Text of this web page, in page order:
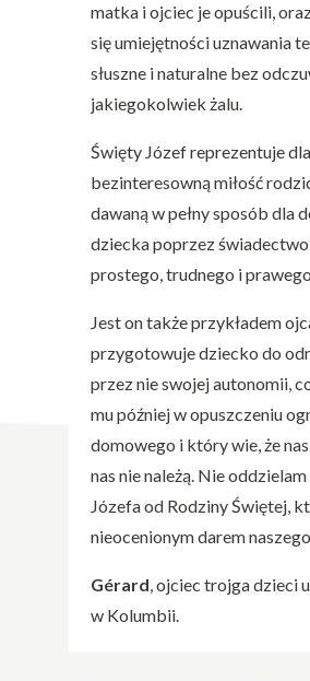
matka i ojciec je opuścili,
się umiejętności uznawania
słuszne i naturalne bez
jakiegokolwiek żalu.
Święty Józef reprezentuje
bezinteresowną miłość
dawaną w pełny sposób dla
dziecka poprzez
prostego, trudnego i
Jest on także przykładem
przygotowuje dziecko do
przez nie swojej autonomii,
mu później w opuszczeniu
domowego i który wie, że
nas nie należą. Nie
Józefa od Rodziny Świętej,
nieocenionym darem
Gérard, ojciec trojga dzieci
w Kolumbii.